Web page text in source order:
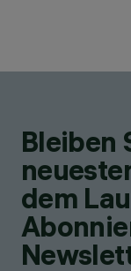
Bleiben
dem